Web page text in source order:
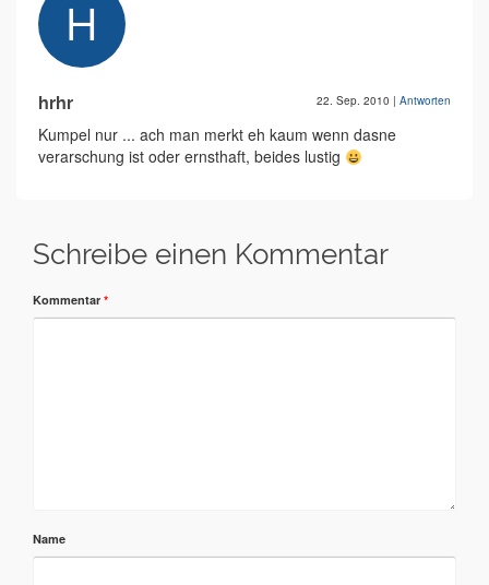
hrhr 22. Sep. 2010 | Antworten
Kumpel nur ... ach man merkt eh kaum wenn dasne
verarschung ist oder ernsthaft, beides lustig
Schreibe einen Kommentar
Kommentar *
Name